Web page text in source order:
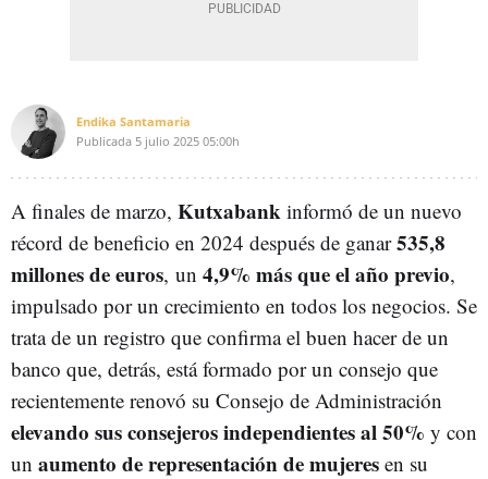
Endika Santamaria
Publicada 5 julio 2025 05:00h
A finales de marzo, Kutxabank informó de un nuevo
récord de beneficio en 2024 después de ganar535,8
millones de euros, un 4,9% más que el año previo,
impulsado por un crecimiento en todos los negocios. Se
trata de un registro que confirma el buen hacer de un
banco que, detrás, está formado por un consejo que
recientemente renovó su Consejo de Administración
elevando sus consejeros independientes al 50% y con
un aumento de representación de mujeres en su